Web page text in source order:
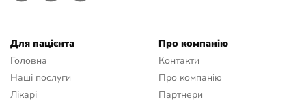
Для пацієнта
Головна
Наші послуги
Лікарі
Про компанію
Контакти
Про компанію
Партнери